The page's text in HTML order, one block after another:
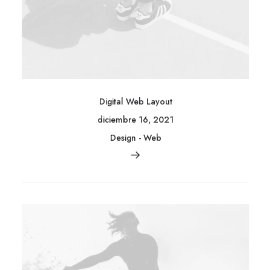
Digital Web Layout
diciembre 16, 2021
Design - Web